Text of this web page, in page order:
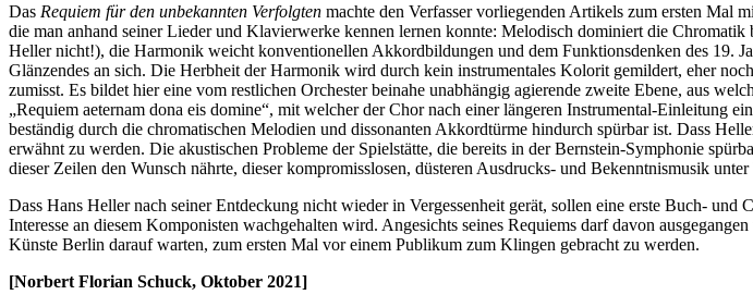
Das Requiem für den unbekannten Verfolgten machte den Verfasser vorliegenden Artikels zum ersten Mal
die man anhand seiner Lieder und Klavierwerke kennen lernen konnte: Melodisch dominiert die
Heller nicht!), die Harmonik weicht konventionellen Akkordbildungen und dem Funktionsdenken des 19.
Glänzendes an sich. Die Herbheit der Harmonik wird durch kein instrumentales Kolorit gemildert, eher
zumisst. Es bildet hier eine vom restlichen Orchester beinahe unabhängig agierende zweite Ebene, aus
„Requiem aeternam dona eis domine“, mit welcher der Chor nach einer längeren Instrumental-Einleitung
beständig durch die chromatischen Melodien und dissonanten Akkordtürme hindurch spürbar ist. Dass
erwähnt zu werden. Die akustischen Probleme der Spielstätte, die bereits in der Bernstein-Symphonie
dieser Zeilen den Wunsch nährte, dieser kompromisslosen, düsteren Ausdrucks- und Bekenntnismusik
Dass Hans Heller nach seiner Entdeckung nicht wieder in Vergessenheit gerät, sollen eine erste Buch-
Interesse an diesem Komponisten wachgehalten wird. Angesichts seines Requiems darf davon
Künste Berlin darauf warten, zum ersten Mal vor einem Publikum zum Klingen gebracht zu werden.
[Norbert Florian Schuck, Oktober 2021]